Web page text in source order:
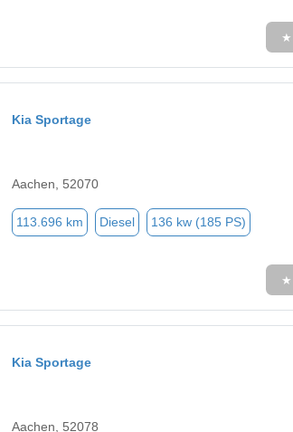
★
Kia Sportage
Aachen, 52070
113.696 km Diesel 136 kw (185 PS)
★
Kia Sportage
Aachen, 52078